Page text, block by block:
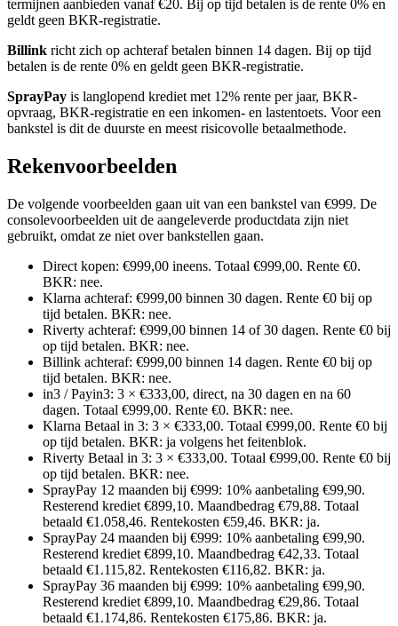
termijnen aanbieden vanaf €20. Bij op tijd betalen is de rente 0% en
geldt geen BKR-registratie.
Billink richt zich op achteraf betalen binnen 14 dagen. Bij op tijd
betalen is de rente 0% en geldt geen BKR-registratie.
SprayPay is langlopend krediet met 12% rente per jaar, BKR-
opvraag, BKR-registratie en een inkomen- en lastentoets. Voor een
bankstel is dit de duurste en meest risicovolle betaalmethode.
Rekenvoorbeelden
De volgende voorbeelden gaan uit van een bankstel van €999. De
consolevoorbeelden uit de aangeleverde productdata zijn niet
gebruikt, omdat ze niet over bankstellen gaan.
Direct kopen: €999,00 ineens. Totaal €999,00. Rente €0.
BKR: nee.
Klarna achteraf: €999,00 binnen 30 dagen. Rente €0 bij op
tijd betalen. BKR: nee.
Riverty achteraf: €999,00 binnen 14 of 30 dagen. Rente €0 bij
op tijd betalen. BKR: nee.
Billink achteraf: €999,00 binnen 14 dagen. Rente €0 bij op
tijd betalen. BKR: nee.
in3 / Payin3: 3 × €333,00, direct, na 30 dagen en na 60
dagen. Totaal €999,00. Rente €0. BKR: nee.
Klarna Betaal in 3: 3 × €333,00. Totaal €999,00. Rente €0 bij
op tijd betalen. BKR: ja volgens het feitenblok.
Riverty Betaal in 3: 3 × €333,00. Totaal €999,00. Rente €0 bij
op tijd betalen. BKR: nee.
SprayPay 12 maanden bij €999: 10% aanbetaling €99,90.
Resterend krediet €899,10. Maandbedrag €79,88. Totaal
betaald €1.058,46. Rentekosten €59,46. BKR: ja.
SprayPay 24 maanden bij €999: 10% aanbetaling €99,90.
Resterend krediet €899,10. Maandbedrag €42,33. Totaal
betaald €1.115,82. Rentekosten €116,82. BKR: ja.
SprayPay 36 maanden bij €999: 10% aanbetaling €99,90.
Resterend krediet €899,10. Maandbedrag €29,86. Totaal
betaald €1.174,86. Rentekosten €175,86. BKR: ja.